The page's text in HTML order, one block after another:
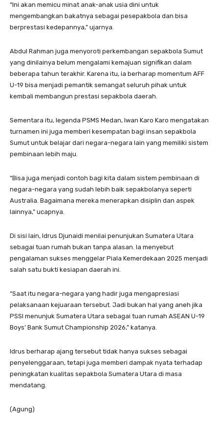
“Ini akan memicu minat anak-anak usia dini untuk
mengembangkan bakatnya sebagai pesepakbola dan bisa
berprestasi kedepannya,” ujarnya.
Abdul Rahman juga menyoroti perkembangan sepakbola Sumut
yang dinilainya belum mengalami kemajuan signifikan dalam
beberapa tahun terakhir. Karena itu, ia berharap momentum AFF
U-19 bisa menjadi pemantik semangat seluruh pihak untuk
kembali membangun prestasi sepakbola daerah.
Sementara itu, legenda PSMS Medan, Iwan Karo Karo mengatakan
turnamen ini juga memberi kesempatan bagi insan sepakbola
Sumut untuk belajar dari negara-negara lain yang memiliki sistem
pembinaan lebih maju.
“Bisa juga menjadi contoh bagi kita dalam sistem pembinaan di
negara-negara yang sudah lebih baik sepakbolanya seperti
Australia. Bagaimana mereka menerapkan disiplin dan aspek
lainnya,” ucapnya.
Di sisi lain, Idrus Djunaidi menilai penunjukan Sumatera Utara
sebagai tuan rumah bukan tanpa alasan. Ia menyebut
pengalaman sukses menggelar Piala Kemerdekaan 2025 menjadi
salah satu bukti kesiapan daerah ini.
“Saat itu negara-negara yang hadir juga mengapresiasi
pelaksanaan kejuaraan tersebut. Jadi bukan hal yang aneh jika
PSSI menunjuk Sumatera Utara sebagai tuan rumah ASEAN U-19
Boys’ Bank Sumut Championship 2026,” katanya.
Idrus berharap ajang tersebut tidak hanya sukses sebagai
penyelenggaraan, tetapi juga memberi dampak nyata terhadap
peningkatan kualitas sepakbola Sumatera Utara di masa
mendatang.
(Agung)